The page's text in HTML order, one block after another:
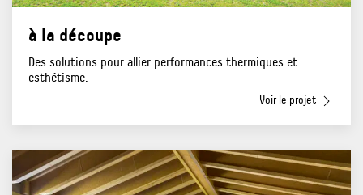
à la découpe
Des solutions pour allier performances thermiques et
esthétisme.
Voir le projet